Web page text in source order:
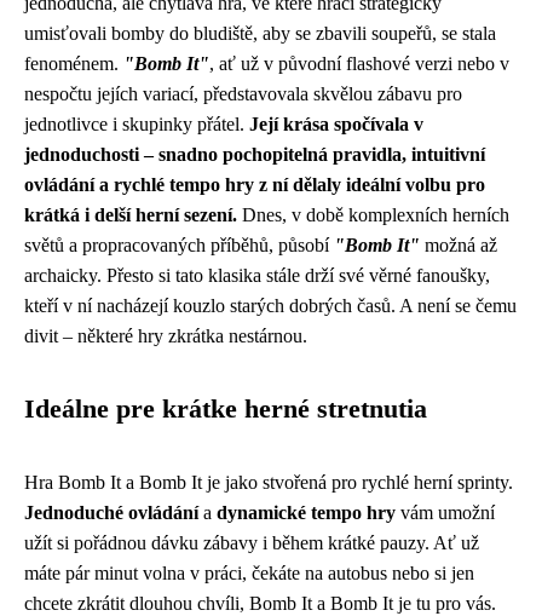
umisťovali bomby do bludiště, aby se zbavili soupeřů, se stala
fenoménem. "Bomb It", ať už v původní flashové verzi nebo v
nespočtu jejích variací, představovala skvělou zábavu pro
jednotlivce i skupinky přátel. Její krása spočívala v
jednoduchosti – snadno pochopitelná pravidla, intuitivní
ovládání a rychlé tempo hry z ní dělaly ideální volbu pro
krátká i delší herní sezení. Dnes, v době komplexních herních
světů a propracovaných příběhů, působí "Bomb It" možná až
archaicky. Přesto si tato klasika stále drží své věrné fanoušky,
kteří v ní nacházejí kouzlo starých dobrých časů. A není se čemu
divit – některé hry zkrátka nestárnou.
Ideálne pre krátke herné stretnutia
Hra Bomb It a Bomb It je jako stvořená pro rychlé herní sprinty.
Jednoduché ovládánía dynamické tempo hry vám umožní
užít si pořádnou dávku zábavy i během krátké pauzy. Ať už
máte pár minut volna v práci, čekáte na autobus nebo si jen
chcete zkrátit dlouhou chvíli, Bomb It a Bomb It je tu pro vás.